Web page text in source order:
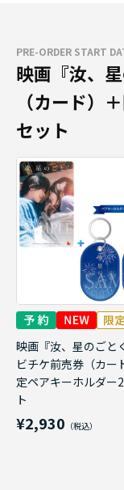
PRE-ORDER START
映画『汝、
（カード）
セット
映画『汝、星のごと
ビチケ前売券（カー
定ペアキーホルダー
ト
¥2,930